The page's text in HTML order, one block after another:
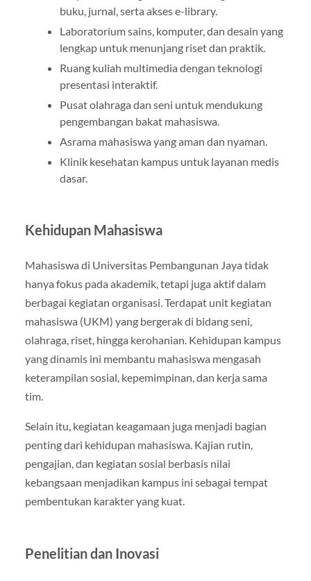
buku, jurnal, serta akses e-library.
Laboratorium sains, komputer, dan desain yang
lengkap untuk menunjang riset dan praktik.
Ruang kuliah multimedia dengan teknologi
presentasi interaktif.
Pusat olahraga dan seni untuk mendukung
pengembangan bakat mahasiswa.
Asrama mahasiswa yang aman dan nyaman.
Klinik kesehatan kampus untuk layanan medis
dasar.
Kehidupan Mahasiswa
Mahasiswa di Universitas Pembangunan Jaya tidak
hanya fokus pada akademik, tetapi juga aktif dalam
berbagai kegiatan organisasi. Terdapat unit kegiatan
mahasiswa (UKM) yang bergerak di bidang seni,
olahraga, riset, hingga kerohanian. Kehidupan kampus
yang dinamis ini membantu mahasiswa mengasah
keterampilan sosial, kepemimpinan, dan kerja sama
tim.
Selain itu, kegiatan keagamaan juga menjadi bagian
penting dari kehidupan mahasiswa. Kajian rutin,
pengajian, dan kegiatan sosial berbasis nilai
kebangsaan menjadikan kampus ini sebagai tempat
pembentukan karakter yang kuat.
Penelitian dan Inovasi